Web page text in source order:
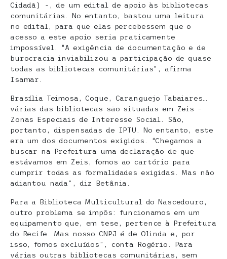
Cidadã) -, de um edital de apoio às bibliotecas
comunitárias. No entanto, bastou uma leitura
no edital, para que elas percebessem que o
acesso a este apoio seria praticamente
impossível. “A exigência de documentação e de
burocracia inviabilizou a participação de quase
todas as bibliotecas comunitárias”, afirma
Isamar.
Brasília Teimosa, Coque, Caranguejo Tabaiares…
várias das bibliotecas são situadas em Zeis –
Zonas Especiais de Interesse Social. São,
portanto, dispensadas de IPTU. No entanto, este
era um dos documentos exigidos. “Chegamos a
buscar na Prefeitura uma declaração de que
estávamos em Zeis, fomos ao cartório para
cumprir todas as formalidades exigidas. Mas não
adiantou nada”, diz Betânia.
Para a Biblioteca Multicultural do Nascedouro,
outro problema se impôs: funcionamos em um
equipamento que, em tese, pertence à Prefeitura
do Recife. Mas nosso CNPJ é de Olinda e, por
isso, fomos excluídos”, conta Rogério. Para
várias outras bibliotecas comunitárias, sem